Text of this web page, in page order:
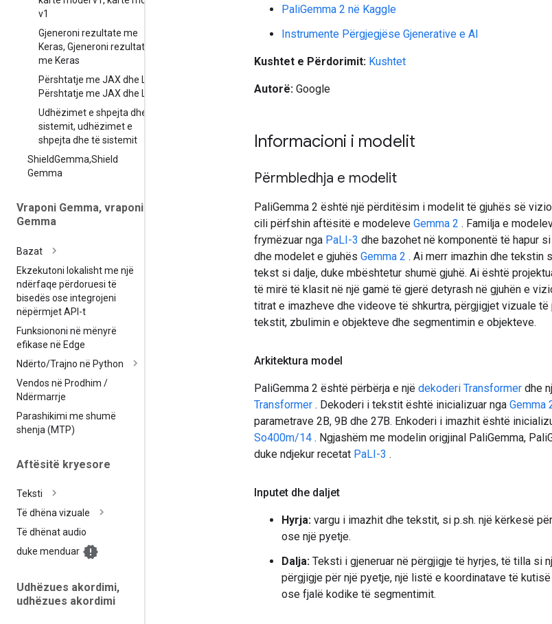
v1
Gjeneroni rezultate me
Keras, Gjeneroni rezultate
me Keras
Përshtatje me JAX dhe Li
Përshtatje me JAX dhe Li
Udhëzimet e shpejta dhe të
sistemit, udhëzimet e
shpejta dhe të sistemit
ShieldGemma,Shield
Gemma
Vraponi Gemma, vraponi
Gemma
Bazat
Ekzekutoni lokalisht me një
ndërfaqe përdoruesi të
bisedës ose integrojeni
nëpërmjet API-t
Funksiononi në mënyrë
efikase në Edge
Ndërto/Trajno në Python
Vendos në Prodhim /
Ndërmarrje
Parashikimi me shumë
shenja (MTP)
Aftësitë kryesore
Teksti
Të dhëna vizuale
Të dhënat audio
duke menduar
Udhëzues akordimi,
udhëzues akordimi
PaliGemma 2 në Kaggle
Instrumente Përgjegjëse Gjenerative e AI
Kushtet e Përdorimit: Kushtet
Autorë: Google
Informacioni i modelit
Përmbledhja e modelit
PaliGemma 2 është një përditësim i modelit të gjuhës së
cili përfshin aftësitë e modeleve Gemma 2 . Familja e
frymëzuar nga PaLI-3 dhe bazohet në komponentë të hapur
dhe modelet e gjuhës Gemma 2 . Ai merr imazhin dhe tekstin
tekst si dalje, duke mbështetur shumë gjuhë. Ai është
të mirë të klasit në një gamë të gjerë detyrash në gjuhën e
titrat e imazheve dhe videove të shkurtra, përgjigjet vizuale
tekstit, zbulimin e objekteve dhe segmentimin e objekteve.
Arkitektura model
PaliGemma 2 është përbërja e një dekoderi Transformer dhe
Transformer . Dekoderi i tekstit është inicializuar nga Gemma
parametrave 2B, 9B dhe 27B. Enkoderi i imazhit është
So400m/14 . Ngjashëm me modelin origjinal PaliGemma,
duke ndjekur recetat PaLI-3 .
Inputet dhe daljet
Hyrja: vargu i imazhit dhe tekstit, si p.sh. një kërkesë
ose një pyetje.
Dalja: Teksti i gjeneruar në përgjigje të hyrjes, të tilla si
përgjigje për një pyetje, një listë e koordinatave të
ose fjalë kodike të segmentimit.